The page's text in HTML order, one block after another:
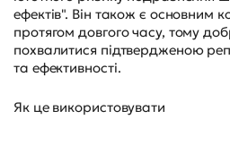
ефектів". Він також є основним
протягом довгого часу, тому
похвалитися підтвердженою
та ефективності.
Як це використовувати